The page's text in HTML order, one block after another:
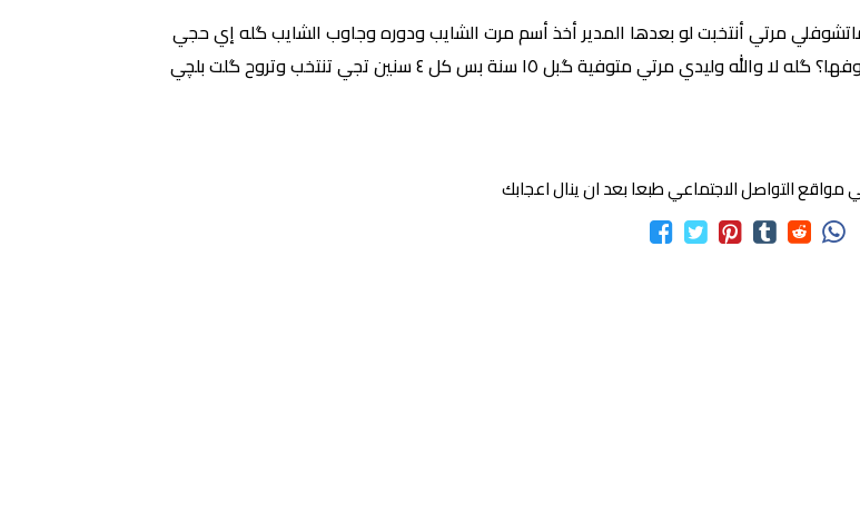
ماتشوفلي مرتي أنتخبت لو بعدها المدير أخذ أسم مرت الشايب ودوره وجاوب الشايب گله إي حجي
جاية ومنتخبه وسأله گله حجي ليش تسأل شنو أنتو متزاعلين وماتشوفها؟ گله لا والله وليدي مرتي متوفية گبل ١٥ سنة بس كل ٤ سنين تجي تنتخب وتروح گلت بلچي
في مواقع التواصل الاجتماعي طبعا بعد ان ينال اعجابك